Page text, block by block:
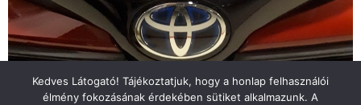
Kedves Látogató! Tájékoztatjuk, hogy a honlap felhasználói
élmény fokozásának érdekében sütiket alkalmazunk. A